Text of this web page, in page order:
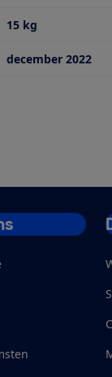
15 kg
december 2022